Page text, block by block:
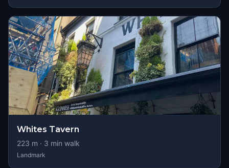
Whites Tavern
223 m · 3 min walk
Landmark